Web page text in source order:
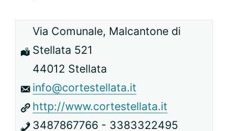
Via Comunale, Malcantone di
Stellata 521
44012 Stellata
info@cortestellata.it
http://www.cortestellata.it
3487867766 - 3383322495